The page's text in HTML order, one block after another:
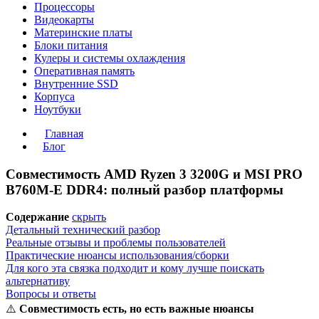
Процессоры
Видеокарты
Материнские платы
Блоки питания
Кулеры и системы охлаждения
Оперативная память
Внутренние SSD
Корпуса
Ноутбуки
Главная
Блог
Совместимость AMD Ryzen 3 3200G и MSI PRO
B760M-E DDR4: полный разбор платформы
Содержание скрыть
Детальный технический разбор
Реальные отзывы и проблемы пользователей
Практические нюансы использования/сборки
Для кого эта связка подходит и кому лучше поискать
альтернативу
Вопросы и ответы
⚠️ Совместимость есть, но есть важные нюансы